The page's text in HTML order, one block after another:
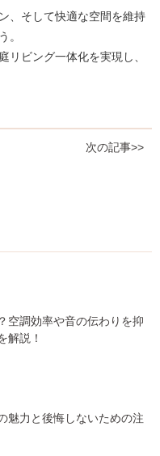
、そして快適な空間を維持
。
リビング一体化を実現し、
次の記事>>
空調効率や音の伝わりを抑
解説！
魅力と後悔しないための注